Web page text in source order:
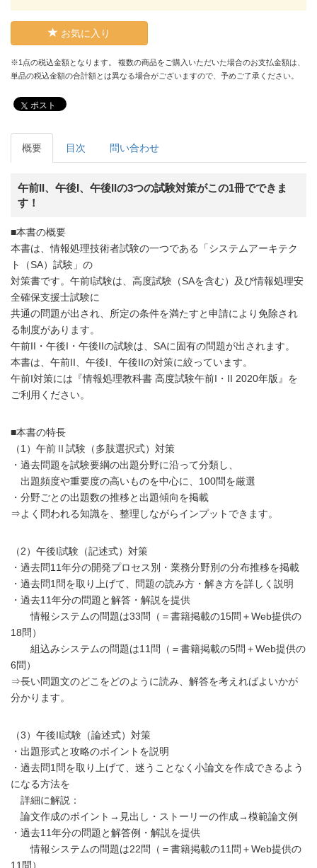
お気に入り
※1点の税込金額となります。 複数の商品をご購入いただいた場合のお支払金額は、
単品の税込金額の合計額とは異なる場合がございますので、予めご了承ください。
ポスト
概要 目次 問い合わせ
午前II、午後I、午後IIの3つの試験対策がこの1冊でできま
す！
■本書の概要
本書は、情報処理技術者試験の一つである「システムアーキテク
ト（SA）試験」の
対策書です。午前I試験は、高度試験（SAを含む）及び情報処理安
全確保支援士試験に
共通の問題が出され、所定の条件を満たすと申請により免除され
る制度があります。
午前II・午後I・午後IIの試験は、SAに固有の問題が出されます。
本書は、午前II、午後I、午後IIの対策に絞っています。
午前I対策には『情報処理教科書 高度試験午前I・II 2020年版』を
ご利用ください。
■本書の特長
（1）午前Ⅱ試験（多肢選択式）対策
・過去問題を試験要綱の出題分野に沿って分類し、
出題頻度や重要度の高いものを中心に、100問を厳選
・分野ごとの出題数の推移と出題傾向を掲載
⇒よく問われる知識を、整理しながらインプットできます。
（2）午後I試験（記述式）対策
・過去問11年分の開発プロセス別・業務分野別の分布推移を掲載
・過去問1問を取り上げて、問題の読み方・解き方を詳しく説明
・過去11年分の問題と解答・解説を提供
情報システムの問題は33問（＝書籍掲載の15問＋Web提供の
18問）
組込みシステムの問題は11問（＝書籍掲載の5問＋Web提供の
6問）
⇒長い問題文のどこをどのように読み、解答を考えればよいかが
分かります。
（3）午後II試験（論述式）対策
・出題形式と攻略のポイントを説明
・過去問1問を取り上げて、迷うことなく小論文を作成できるよう
になる方法を
詳細に解説：
論文作成のポイント→見出し・ストーリーの作成→模範論文例
・過去11年分の問題と解答例・解説を提供
情報システムの問題は22問（＝書籍掲載の11問＋Web提供の
11問）